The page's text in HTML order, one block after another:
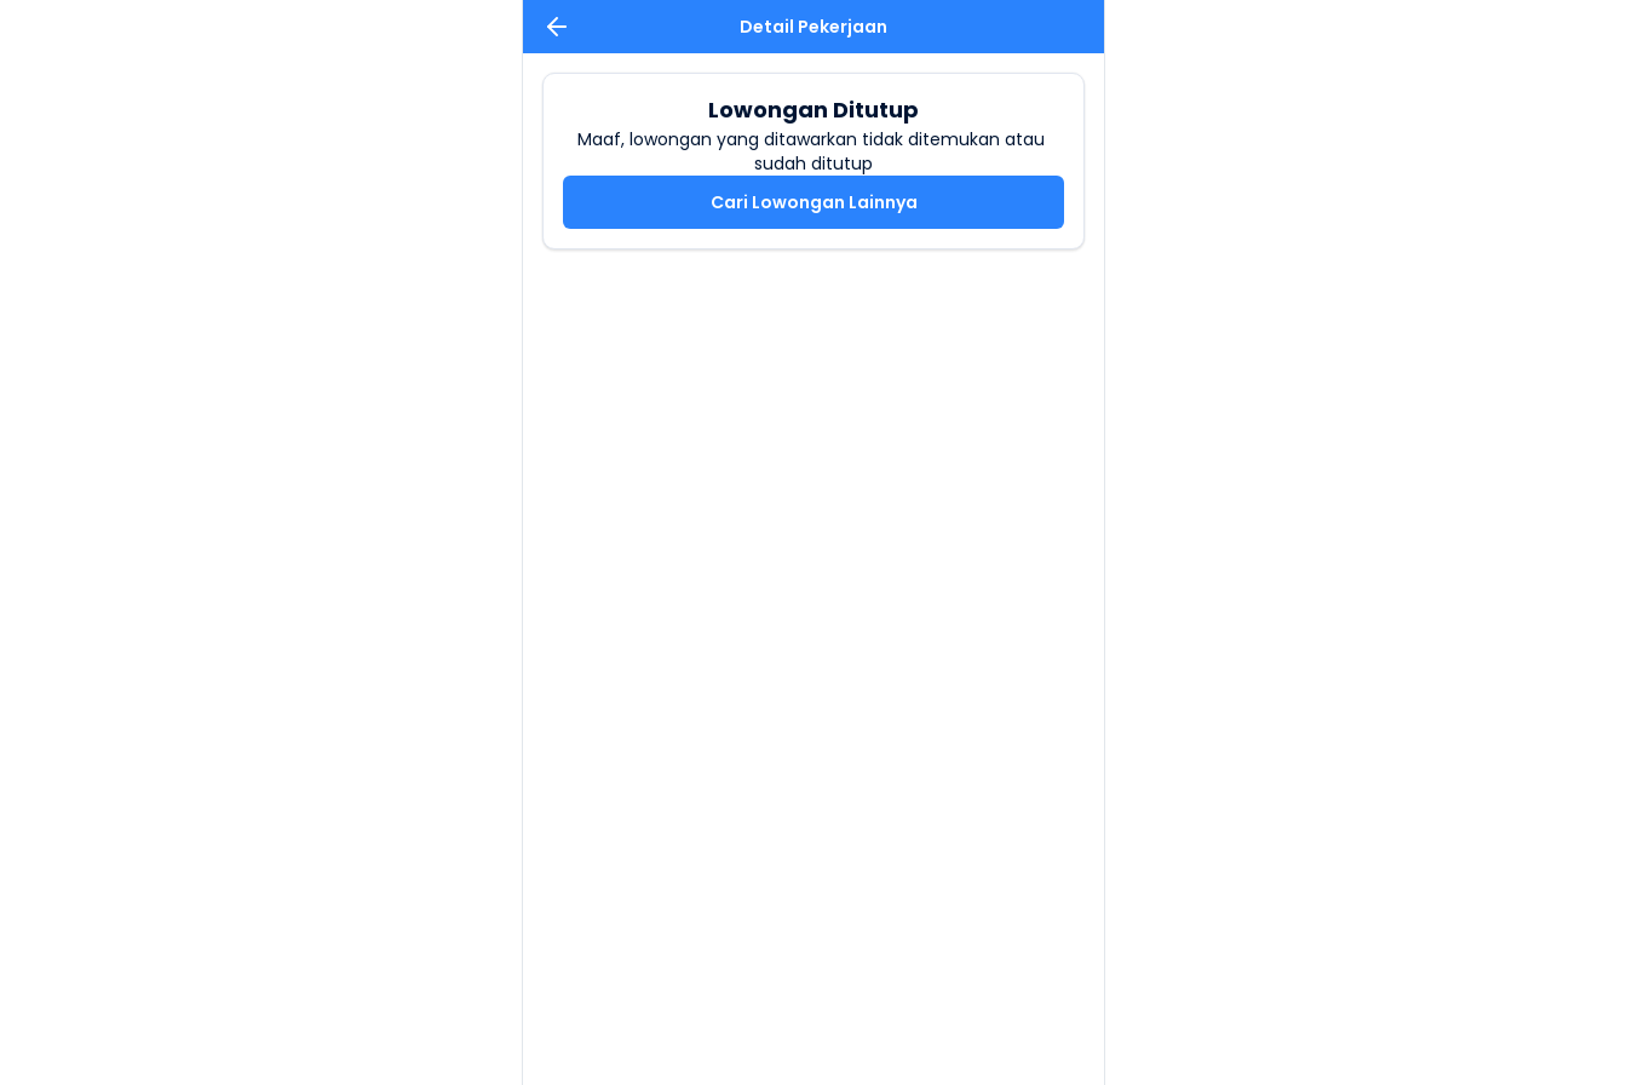
Detail Pekerjaan
Lowongan Ditutup
Maaf, lowongan yang ditawarkan tidak ditemukan atau
sudah ditutup
Cari Lowongan Lainnya